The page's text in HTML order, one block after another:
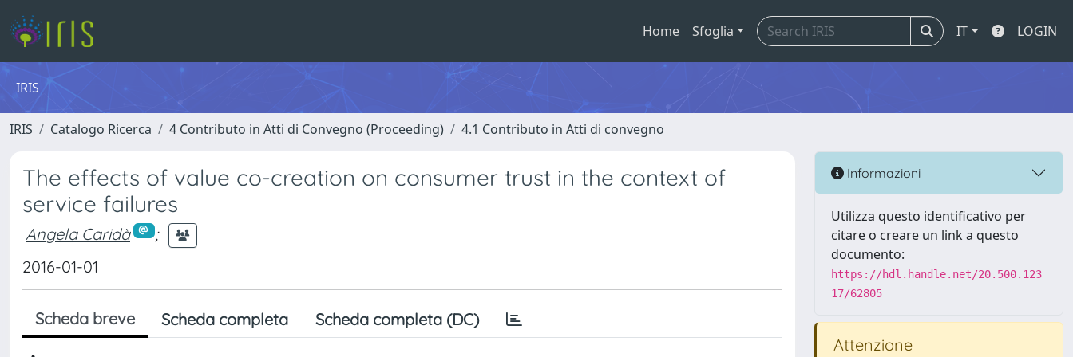
Home Sfoglia IT LOGIN
IRIS
IRIS Catalogo Ricerca 4 Contributo in Atti di Convegno (Proceeding) 4.1 Contributo in Atti di convegno
The effects of value co-creation on consumer trust in the context of
service failures
Angela Caridà
;
2016-01-01
Scheda breve Scheda completa Scheda completa (DC)
Informazioni
Utilizza questo identificativo per
citare o creare un link a questo
documento:
https://hdl.handle.net/20.500.123
17/62805
Attenzione